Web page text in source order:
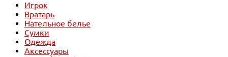
Игрок
Вратарь
Нательное белье
Сумки
Одежда
Аксессуары